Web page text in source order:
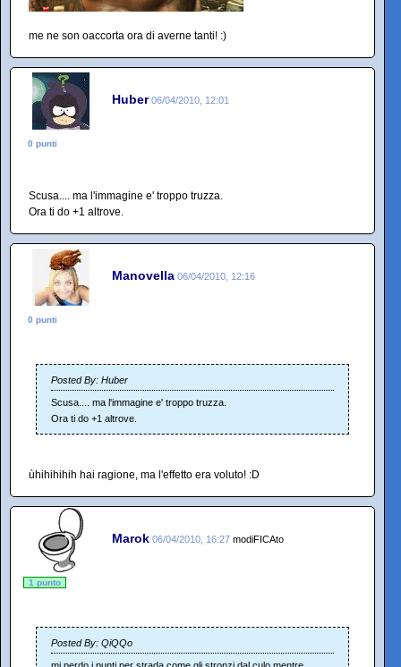
me ne son oaccorta ora di averne tanti! :)
Huber 06/04/2010, 12:01
0 punti
Scusa.... ma l'immagine e' troppo truzza.
Ora ti do +1 altrove.
Manovella 06/04/2010, 12:16
0 punti
Posted By: Huber
Scusa.... ma l'immagine e' troppo truzza.
Ora ti do +1 altrove.
ùhihihihih hai ragione, ma l'effetto era voluto! :D
Marok 06/04/2010, 16:27 modiFICAto
1 punto
Posted By: QiQQo